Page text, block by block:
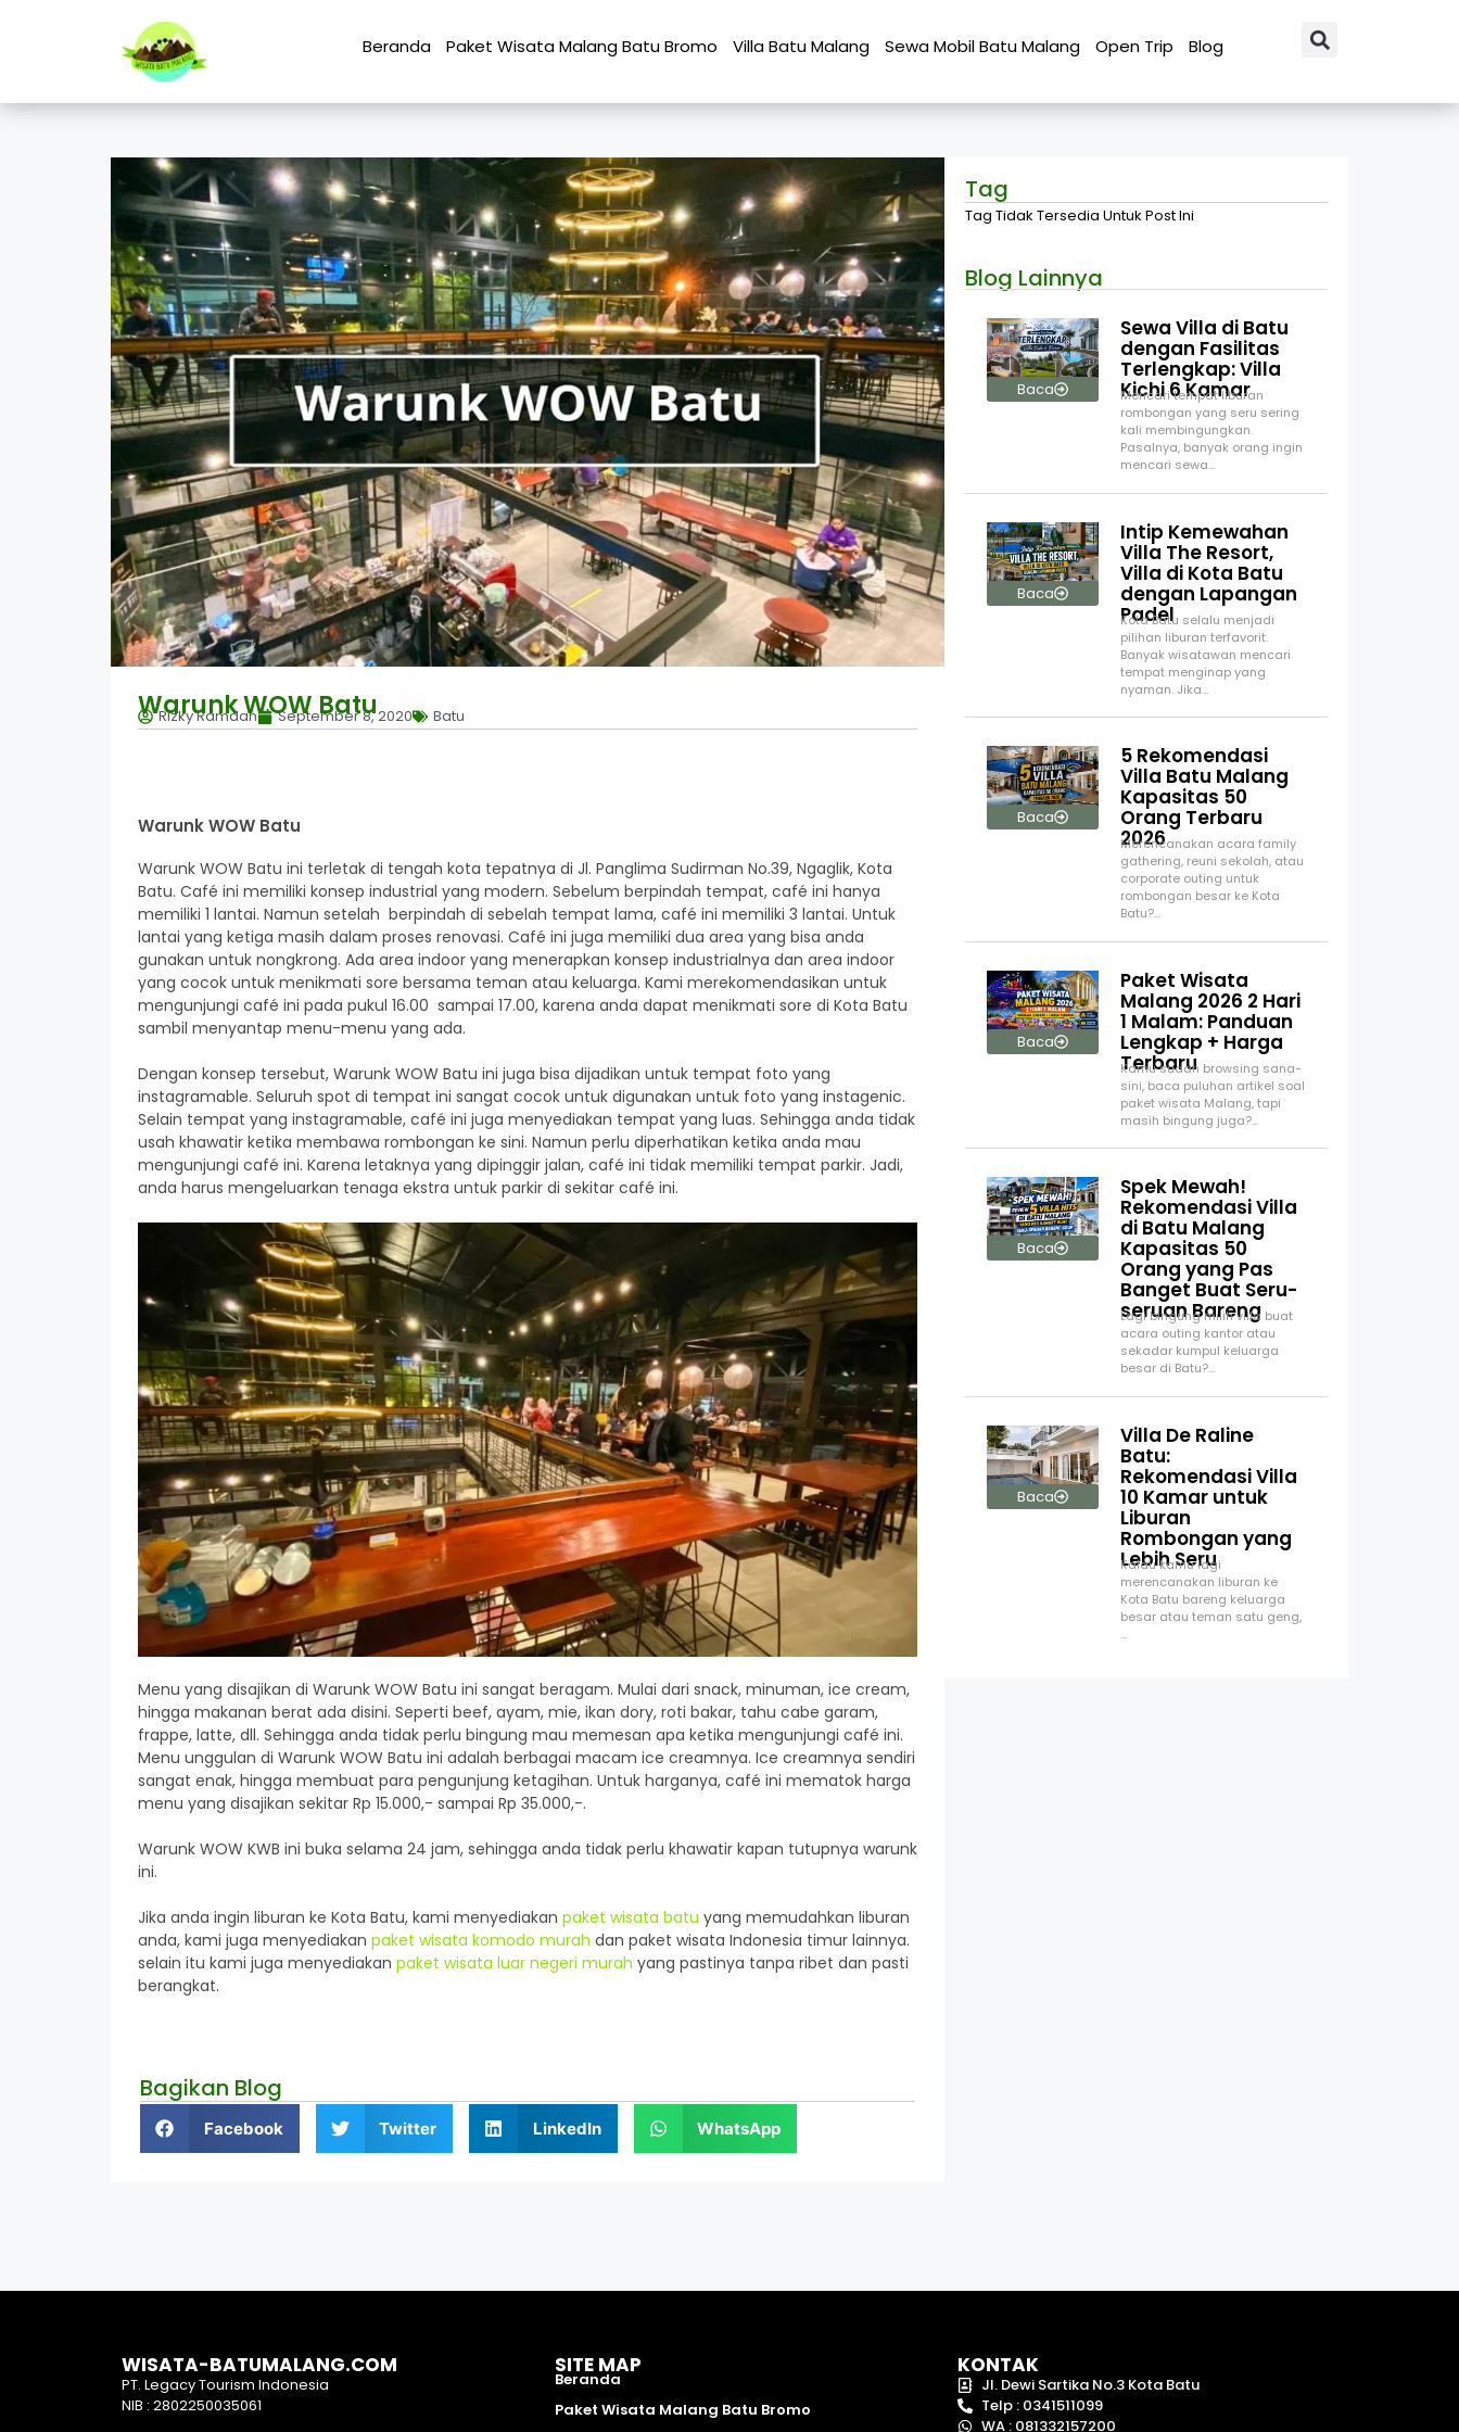
Beranda Paket Wisata Malang Batu Bromo Villa Batu Malang Sewa Mobil Batu Malang Open Trip Blog
Warunk WOW Batu
Rizky Ramdan September 8, 2020 Batu
Warunk WOW Batu
Warunk WOW Batu ini terletak di tengah kota tepatnya di Jl. Panglima Sudirman No.39, Ngaglik, Kota
Batu. Café ini memiliki konsep industrial yang modern. Sebelum berpindah tempat, café ini hanya
memiliki 1 lantai. Namun setelah berpindah di sebelah tempat lama, café ini memiliki 3 lantai. Untuk
lantai yang ketiga masih dalam proses renovasi. Café ini juga memiliki dua area yang bisa anda
gunakan untuk nongkrong. Ada area indoor yang menerapkan konsep industrialnya dan area indoor
yang cocok untuk menikmati sore bersama teman atau keluarga. Kami merekomendasikan untuk
mengunjungi café ini pada pukul 16.00 sampai 17.00, karena anda dapat menikmati sore di Kota Batu
sambil menyantap menu-menu yang ada.
Dengan konsep tersebut, Warunk WOW Batu ini juga bisa dijadikan untuk tempat foto yang
instagramable. Seluruh spot di tempat ini sangat cocok untuk digunakan untuk foto yang instagenic.
Selain tempat yang instagramable, café ini juga menyediakan tempat yang luas. Sehingga anda tidak
usah khawatir ketika membawa rombongan ke sini. Namun perlu diperhatikan ketika anda mau
mengunjungi café ini. Karena letaknya yang dipinggir jalan, café ini tidak memiliki tempat parkir. Jadi,
anda harus mengeluarkan tenaga ekstra untuk parkir di sekitar café ini.
Menu yang disajikan di Warunk WOW Batu ini sangat beragam. Mulai dari snack, minuman, ice cream,
hingga makanan berat ada disini. Seperti beef, ayam, mie, ikan dory, roti bakar, tahu cabe garam,
frappe, latte, dll. Sehingga anda tidak perlu bingung mau memesan apa ketika mengunjungi café ini.
Menu unggulan di Warunk WOW Batu ini adalah berbagai macam ice creamnya. Ice creamnya sendiri
sangat enak, hingga membuat para pengunjung ketagihan. Untuk harganya, café ini mematok harga
menu yang disajikan sekitar Rp 15.000,- sampai Rp 35.000,-.
Warunk WOW KWB ini buka selama 24 jam, sehingga anda tidak perlu khawatir kapan tutupnya warunk
ini.
Jika anda ingin liburan ke Kota Batu, kami menyediakan paket wisata batu yang memudahkan liburan
anda, kami juga menyediakan paket wisata komodo murah dan paket wisata Indonesia timur lainnya.
selain itu kami juga menyediakan paket wisata luar negeri murah yang pastinya tanpa ribet dan pasti
berangkat.
Bagikan Blog
Facebook Twitter LinkedIn WhatsApp
Tag
Tag Tidak Tersedia Untuk Post Ini
Blog Lainnya
Baca
Sewa Villa di Batu
dengan Fasilitas
Terlengkap: Villa
Kichi 6 Kamar
Mencari tempat liburan
rombongan yang seru sering
kali membingungkan.
Pasalnya, banyak orang ingin
mencari sewa…
Baca
Intip Kemewahan
Villa The Resort,
Villa di Kota Batu
dengan Lapangan
Padel
Kota Batu selalu menjadi
pilihan liburan terfavorit.
Banyak wisatawan mencari
tempat menginap yang
nyaman. Jika…
Baca
5 Rekomendasi
Villa Batu Malang
Kapasitas 50
Orang Terbaru
2026
Merencanakan acara family
gathering, reuni sekolah, atau
corporate outing untuk
rombongan besar ke Kota
Batu?…
Baca
Paket Wisata
Malang 2026 2 Hari
1 Malam: Panduan
Lengkap + Harga
Terbaru
Kamu sudah browsing sana-
sini, baca puluhan artikel soal
paket wisata Malang, tapi
masih bingung juga?…
Baca
Spek Mewah!
Rekomendasi Villa
di Batu Malang
Kapasitas 50
Orang yang Pas
Banget Buat Seru-
seruan Bareng
Lagi bingung milih villa buat
acara outing kantor atau
sekadar kumpul keluarga
besar di Batu?…
Baca
Villa De Raline
Batu:
Rekomendasi Villa
10 Kamar untuk
Liburan
Rombongan yang
Lebih Seru
Kalau kamu lagi
merencanakan liburan ke
Kota Batu bareng keluarga
besar atau teman satu geng,
…
WISATA-BATUMALANG.COM
PT. Legacy Tourism Indonesia
NIB : 2802250035061
SITE MAP
Beranda
Paket Wisata Malang Batu Bromo
KONTAK
Jl. Dewi Sartika No.3 Kota Batu
Telp : 0341511099
WA : 081332157200